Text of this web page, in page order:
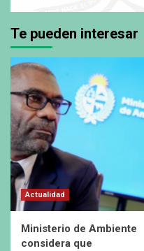
Te pueden interesar
Actualidad
Ministerio de Ambiente
considera que